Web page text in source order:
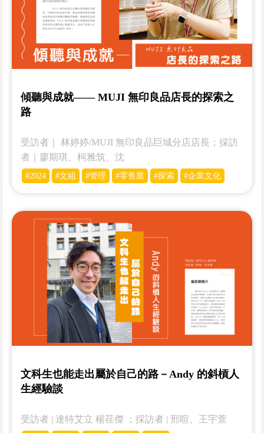
傾聽與成就—— MUJI 無印良品店長的探索之
路
受訪者｜­­ 林婷婷/MUJI 無印良品巨城分店店長；採訪
者｜廖期琪、柯雅筑、沈
#2024 #文組 #管理 #零售業 #探索 #企業文化
文科生也能走出屬於自己的路－Andy 的斜槓人
生經驗談
受訪者 | 達特艾立 楊荏傑 ；採訪者 | 邢暄、王宇萱